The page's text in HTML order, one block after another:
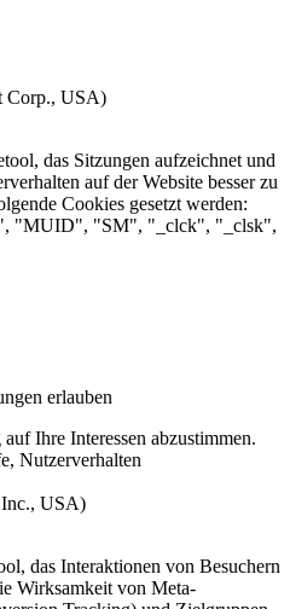
Corp., USA)
das Sitzungen aufzeichnet und
auf der Website besser zu
Cookies gesetzt werden:
"MUID", "SM", "_clck", "_clsk",
erlauben
Ihre Interessen abzustimmen.
Nutzerverhalten
Inc., USA)
das Interaktionen von Besuchern
Wirksamkeit von Meta-